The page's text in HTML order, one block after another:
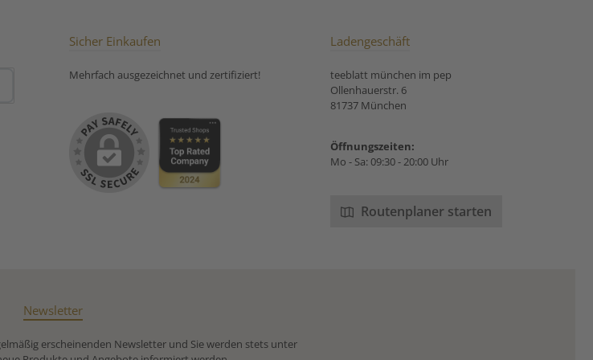
Sicher Einkaufen
Mehrfach ausgezeichnet und zertifiziert!
Ladengeschäft
teeblatt münchen im pep
Ollenhauerstr. 6
81737 München
Öffnungszeiten:
Mo - Sa: 09:30 - 20:00 Uhr
Routenplaner starten
Newsletter
erscheinenden Newsletter und Sie werden stets unter